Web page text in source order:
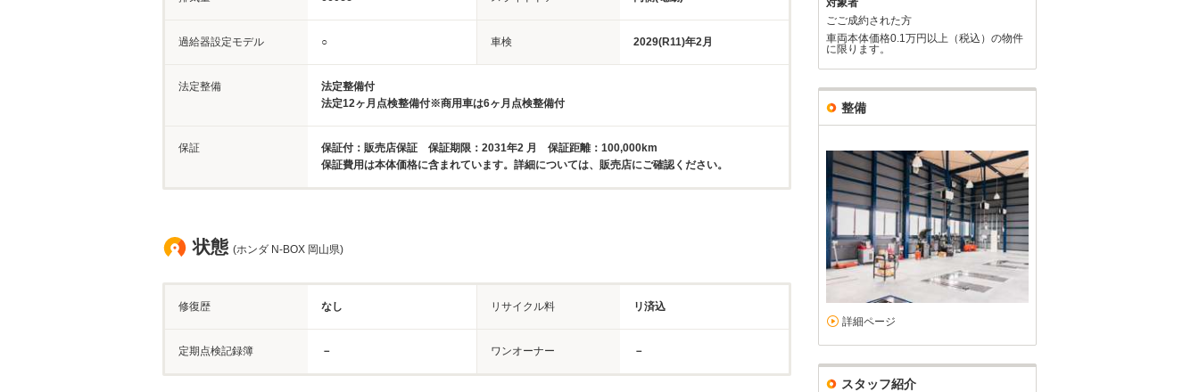
過給器設定モデル ○ 車検 2029(R11)年2月
法定整備
法定整備付
法定12ヶ月点検整備付※商用車は6ヶ月点検整備付
保証
保証付：販売店保証 保証期限：2031年2 月 保証距離：100,000km
保証費用は本体価格に含まれています。詳細については、販売店にご確認ください。
状態 (ホンダ N-BOX 岡山県)
修復歴 なし リサイクル料 リ済込
定期点検記録簿 － ワンオーナー －
対象者
ごご成約された方
車両本体価格0.1万円以上（税込）の物件
に限ります。
整備
詳細ページ
スタッフ紹介